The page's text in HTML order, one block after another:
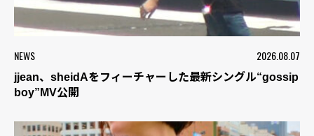
NEWS 2026.08.07
jjean、sheidAをフィーチャーした最新シングル“gossip
boy”MV公開